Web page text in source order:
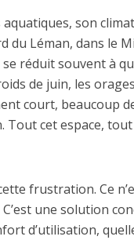
son
du Léman, dans le
réduit souvent à
de juin, les
court, beaucoup
cet espace,
frustration. Ce
une solution
d’utilisation,